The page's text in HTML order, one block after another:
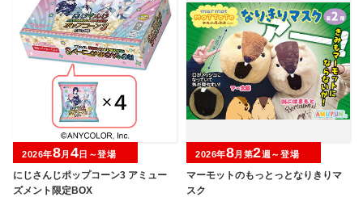
にじさんじポップコーン3 アミュー
ズメント限定BOX
2026年8月 4日～登場
マーモットのもっとっとなりきりマ
スク
2026年8月第2週～登場